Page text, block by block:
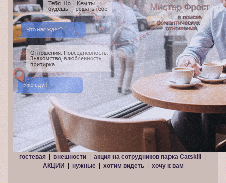
гостевая| внешности| акция на сотрудников парка Catskill
АКЦИИ
нужные| хотим видеть| хочу к вам